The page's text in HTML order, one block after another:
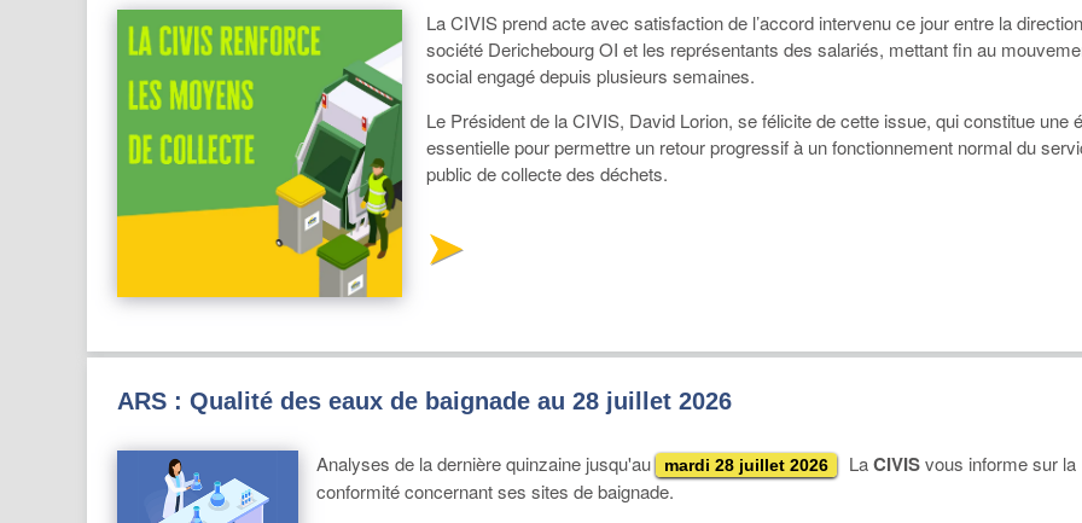
La CIVIS prend acte avec satisfaction de l’accord intervenu ce jour entre la
société Derichebourg OI et les représentants des salariés, mettant fin au
social engagé depuis plusieurs semaines.
Le Président de la CIVIS, David Lorion, se félicite de cette issue, qui constitue une
essentielle pour permettre un retour progressif à un fonctionnement normal du
public de collecte des déchets.
ARS : Qualité des eaux de baignade au 28 juillet 2026
Analyses de la dernière quinzaine jusqu'au mardi 28 juillet 2026 LaCIVISvous informe sur la
conformité concernant ses sites de baignade.